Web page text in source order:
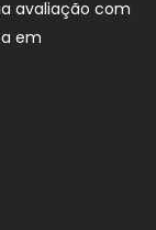
avaliação com
em